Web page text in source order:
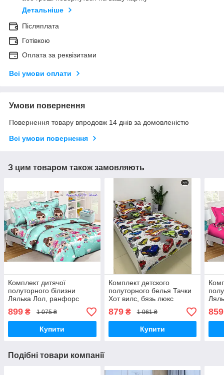
Детальніше
Післяплата
Готівкою
Оплата за реквізитами
Всі умови оплати
Умови повернення
Повернення товару впродовж 14 днів за домовленістю
Всі умови повернення
З цим товаром також замовляють
Комплект дитячої
полуторного білизни
Лялька Лол, ранфорс
бавовна 100%
899 ₴ 1 075 ₴
Купити
Комплект детского
полуторного белья Тачки
Хот вилс, бязь люкс
100%хлопок
879₴ 1 061 ₴
Купити
859
Подібні товари компанії